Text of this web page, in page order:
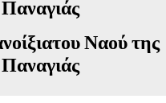
Ναού της